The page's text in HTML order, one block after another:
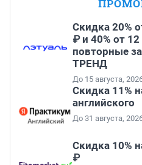
Скидка 20%
₽ и 40% от
повторные
ТРЕНД
До 15 августа,
Скидка 11%
английского
До 31 августа,
Скидка 10%
₽